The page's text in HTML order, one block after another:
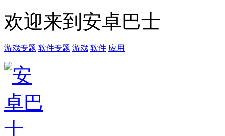
欢迎来到安卓巴士
游戏专题 软件专题 游戏 软件 应用